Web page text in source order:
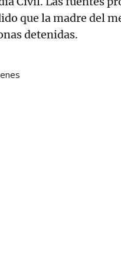
que la madre del
detenidas.